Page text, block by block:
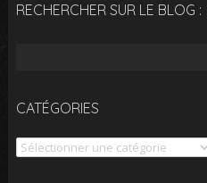
RECHERCHER SUR LE BLOG :
CATÉGORIES
Catégories